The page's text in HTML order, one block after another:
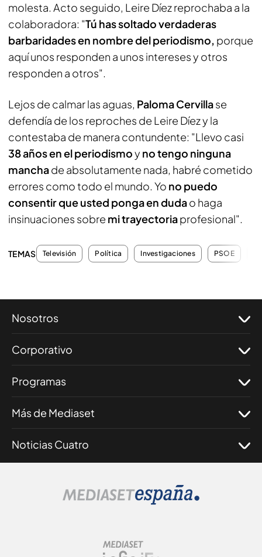
molesta. Acto seguido, Leire Díez reprochaba a la
colaboradora: "Tú has soltado verdaderas
barbaridades en nombre del periodismo, porque
aquí unos responden a unos intereses y otros
responden a otros".
Lejos de calmar las aguas, Paloma Cervillase
defendía de los reproches de Leire Díez y la
contestaba de manera contundente: "Llevo casi
38 años en el periodismoy no tengo ninguna
manchade absolutamente nada, habré cometido
errores como todo el mundo. Yo no puedo
consentir que usted ponga en dudao haga
insinuaciones sobre mi trayectoriaprofesional".
TEMAS Televisión Política Investigaciones PSOE
Nosotros
Corporativo
Programas
Más de Mediaset
Noticias Cuatro